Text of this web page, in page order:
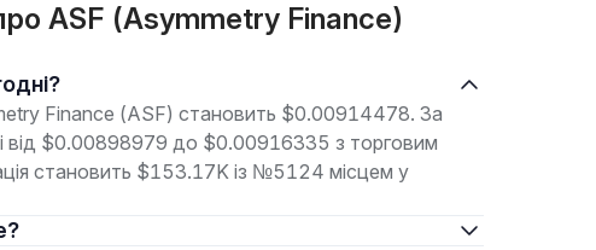
ASF (Asymmetry Finance)
Finance (ASF) становить $0.00914478. За
від $0.00898979 до $0.00916335 з торговим
становить $153.17K із №5124 місцем у